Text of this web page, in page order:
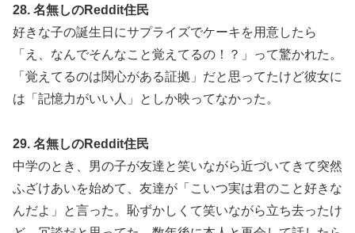
28. 名無しのReddit住民
好きな子の誕生日にサプライズでケーキを用意したら
「え、なんでそんなこと覚えてるの！？」って驚かれた。
「覚えてるのは関心がある証拠」だと思ってたけど彼女に
は「記憶力がいい人」としか映ってなかった。
29. 名無しのReddit住民
中学のとき、男の子が友達と笑いながら近づいてきて突然
ふざけあいを始めて、友達が「こいつ実は君のこと好きな
んだよ」と言った。恥ずかしくて笑いながら立ち去ったけ